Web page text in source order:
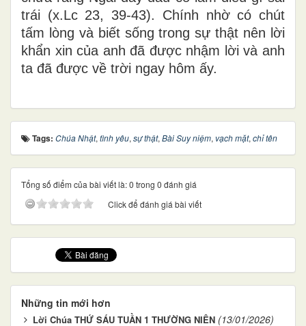
trái (x.Lc 23, 39-43). Chính nhờ có chút
tấm lòng và biết sống trong sự thật nên lời
khẩn xin của anh đã được nhậm lời và anh
ta đã được về trời ngay hôm ấy.
Tags: Chúa Nhật, tình yêu, sự thật, Bài Suy niệm, vạch mặt, chỉ tên
Tổng số điểm của bài viết là: 0 trong 0 đánh giá
Click để đánh giá bài viết
Những tin mới hơn
Lời Chúa THỨ SÁU TUẦN 1 THƯỜNG NIÊN (13/01/2026)